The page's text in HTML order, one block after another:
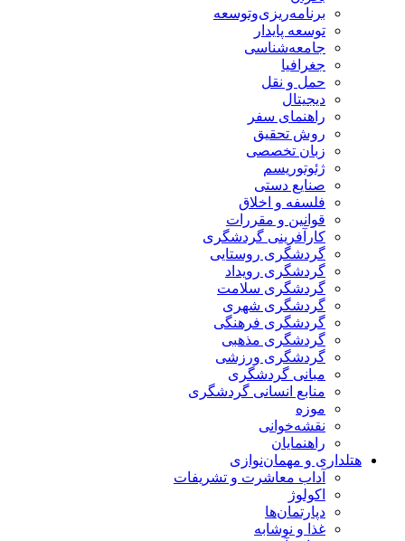
برنامه‌ریزی‌وتوسعه
توسعه پایدار
جامعه‌شناسی
جغرافیا
حمل و نقل
دیجیتال
راهنمای سفر
روش تحقیق
زبان تخصصی
ژئوتوریسم
صنایع دستی
فلسفه و اخلاق
قوانین و مقررات
کارآفرینی گردشگری
گردشگری روستایی
گردشگری رویداد
گردشگری سلامت
گردشگری شهری
گردشگری فرهنگی
گردشگری مذهبی
گردشگری ورزشی
مبانی گردشگری
منابع انسانی گردشگری
موزه
نقشه‌خوانی
راهنمایان
هتلداری و مهمان‌نوازی
آداب معاشرت و تشریفات
اکولوژ
دپارتمان‌ها
غذا و نوشابه